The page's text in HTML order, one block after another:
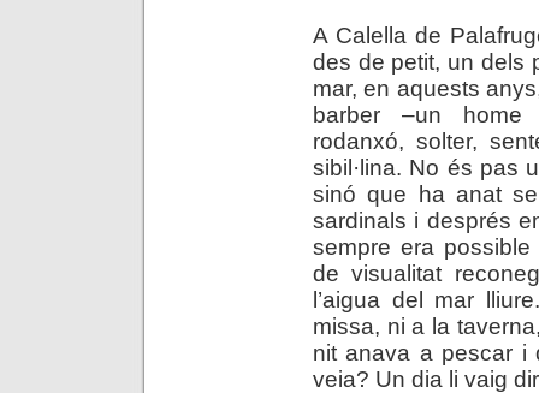
A Calella de
des de petit, un dels
mar, en aquests
barber –un home
rodanxó, solter,
sibil·lina. No és pas
sinó que ha anat
sardinals i després
sempre era
de visualitat
l’aigua del mar
missa, ni a la
nit anava a pescar i
veia? Un dia li vaig